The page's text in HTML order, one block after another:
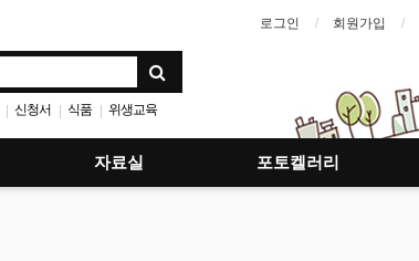
로그인 회원가입
| 신청서 | 식품 | 위생교육
자료실 포토켈러리